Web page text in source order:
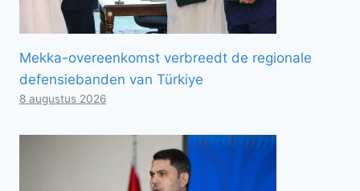
Mekka-overeenkomst verbreedt de regionale
defensiebanden van Türkiye
8 augustus 2026